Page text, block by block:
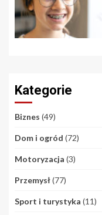
Kategorie
Biznes (49)
Dom i ogród (72)
Motoryzacja (3)
Przemysł(77)
Sport i turystyka (11)